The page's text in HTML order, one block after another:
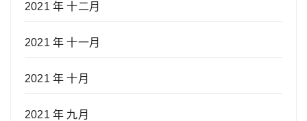
2021 年 十二月
2021 年 十一月
2021 年 十月
2021 年 九月